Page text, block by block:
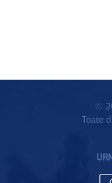
©
Toate